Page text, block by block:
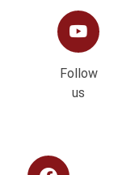
Follow
us